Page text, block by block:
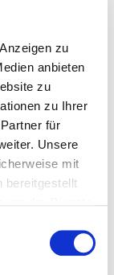
zu
anbieten
zu
zu Ihrer
für
Unsere
mit
bereitgestellt
oder
Mitte“
Datei